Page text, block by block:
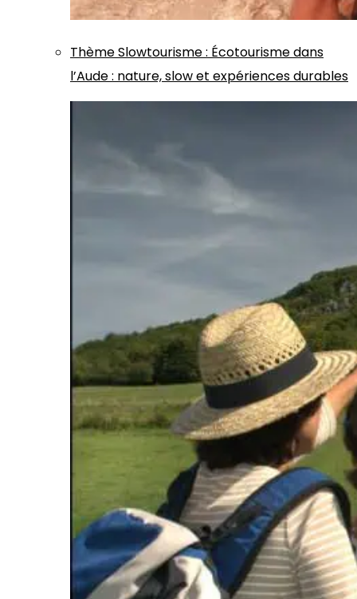
ThèmeSlowtourisme: Écotourisme dans
l’Aude : nature, slow et expériences durables